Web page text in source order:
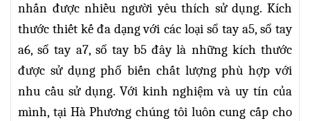
nhấn được nhiều người yêu thích sử dụng. Kích
thước thiết kế đa dạng với các loại sổ tay a5, sổ tay
a6, sổ tay a7, sổ tay b5 đây là những kích thước
được sử dụng phổ biến chất lượng phù hợp với
nhu cầu sử dụng. Với kinh nghiệm và uy tín của
mình, tại Hà Phương chúng tôi luôn cung cấp cho